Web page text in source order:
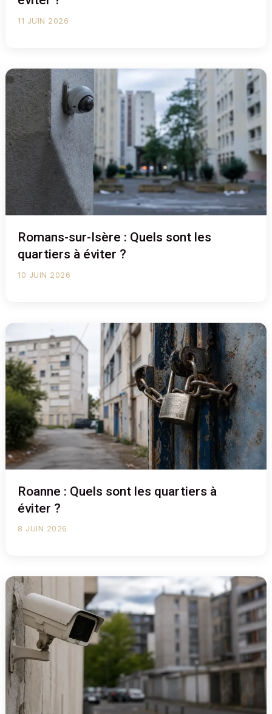
11 JUIN 2026
Romans-sur-Isère : Quels sont les
quartiers à éviter ?
10 JUIN 2026
Roanne : Quels sont les quartiers à
éviter ?
8 JUIN 2026